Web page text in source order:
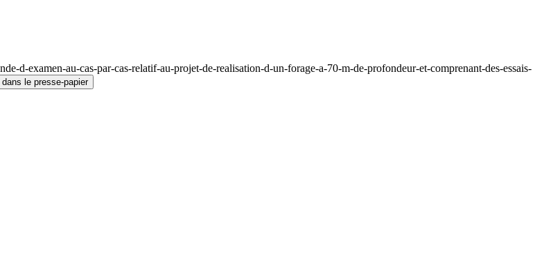
d-examen-au-cas-par-cas-relatif-au-projet-de-realisation-d-un-forage-a-70-m-de-profondeur-et-comprenant-des-essais-
dans le presse-papier